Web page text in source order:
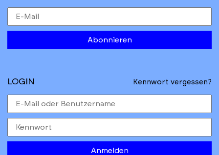
Abonnieren
LOGIN Kennwort vergessen?
Anmelden